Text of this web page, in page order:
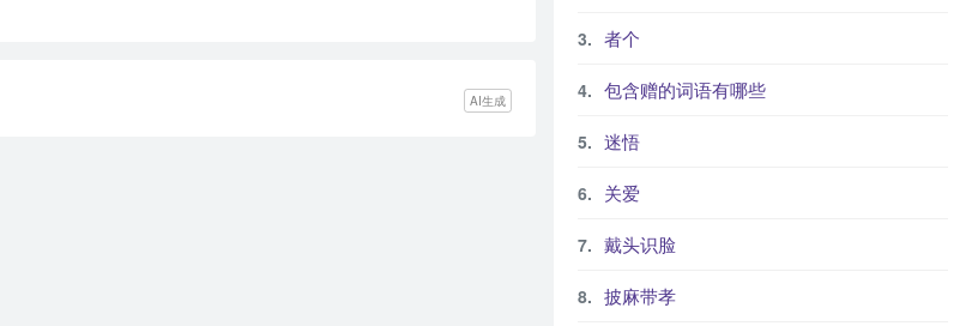
AI生成
者个
包含赠的词语有哪些
迷悟
关爱
戴头识脸
披麻带孝